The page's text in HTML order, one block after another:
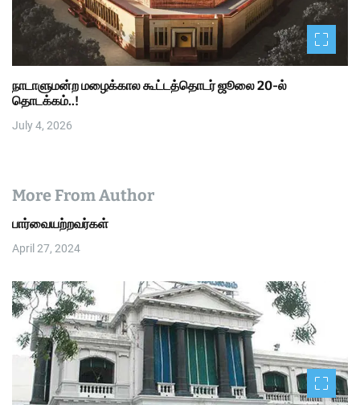
நாடாளுமன்ற மழைக்கால கூட்டத்தொடர் ஜூலை 20-ல்
தொடக்கம்..!
July 4, 2026
More From Author
பார்வையற்றவர்கள்
April 27, 2024